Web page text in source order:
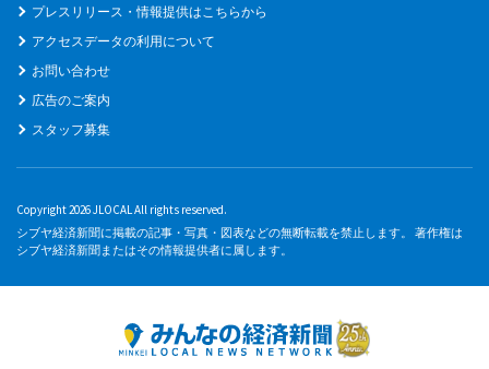
プレスリリース・情報提供はこちらから
アクセスデータの利用について
お問い合わせ
広告のご案内
スタッフ募集
Copyright 2026 JLOCAL All rights reserved.
シブヤ経済新聞に掲載の記事・写真・図表などの無断転載を禁止します。 著作権は
シブヤ経済新聞またはその情報提供者に属します。